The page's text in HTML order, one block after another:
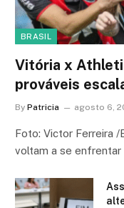
BRASIL
Vitória x
prováveis
By Patricia agosto 6,
Foto: Victor Ferreira
voltam a se